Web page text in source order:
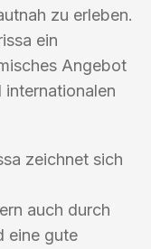
zu erleben.
ein
Angebot
internationalen
zeichnet sich
auch durch
eine gute